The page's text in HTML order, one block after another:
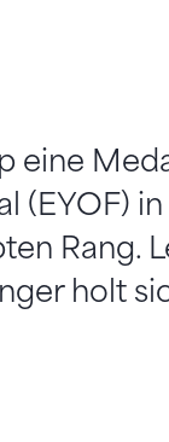
eine
(EYOF) in
Rang.
holt